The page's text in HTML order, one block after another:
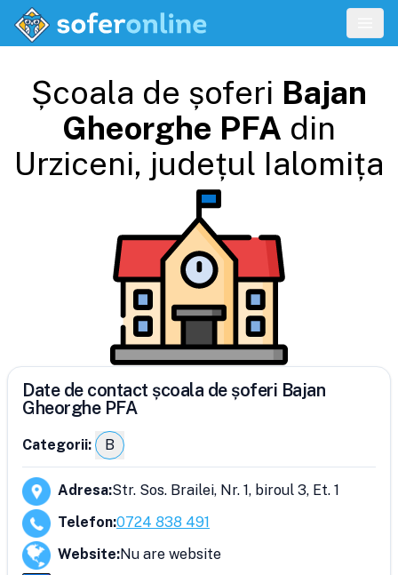
Școala de șoferi Bajan
Gheorghe PFA din
Urziceni, județul Ialomița
Date de contact școala de șoferi Bajan
Gheorghe PFA
Categorii: B
Adresa:Str. Sos. Brailei, Nr. 1, biroul 3, Et. 1
Telefon:0724 838 491
Website:Nu are website